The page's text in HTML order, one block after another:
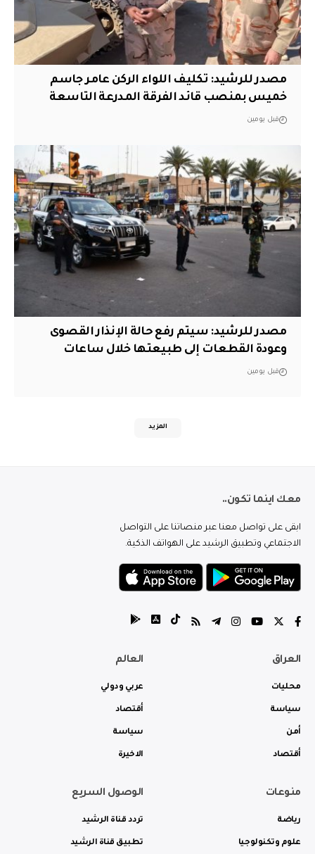
مصدر للرشيد: تكليف اللواء الركن عامر جاسم
خميس بمنصب قائد الفرقة المدرعة التاسعة
قبل يومين
مصدر للرشيد: سيتم رفع حالة الإنذار القصوى
وعودة القطعات إلى طبيعتها خلال ساعات
قبل يومين
المزيد
معك اينما تكون..
ابقى على تواصل معنا عبر منصاتنا على التواصل
الاجتماعي وتطبيق الرشيد على الهواتف الذكية.
العراق
محليات
سياسة
أمن
أقتصاد
العالم
عربي ودولي
أقتصاد
سياسة
الاخيرة
منوعات
رياضة
علوم وتكنولوجيا
الوصول السريع
تردد قناة الرشيد
تطبيق قناة الرشيد